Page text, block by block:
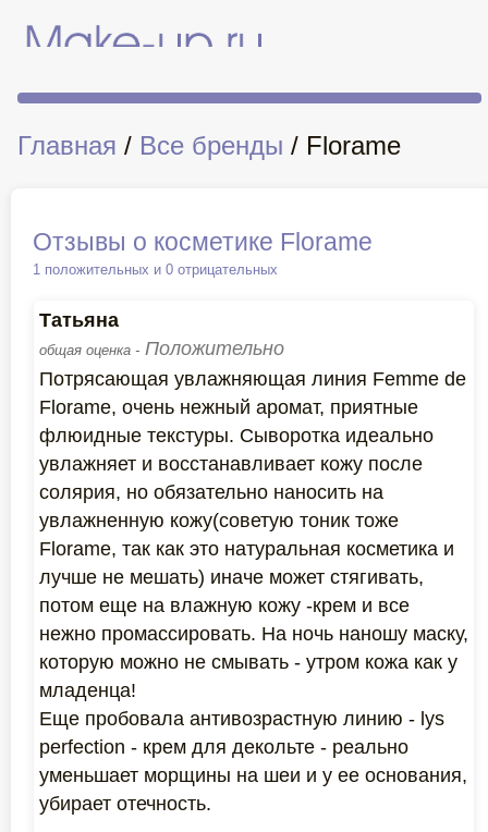
Главная / Все бренды / Florame
Отзывы о косметике Florame
1 положительных и 0 отрицательных
Татьяна
общая оценка - Положительно
Потрясающая увлажняющая линия Femme de
Florame, очень нежный аромат, приятные
флюидные текстуры. Сыворотка идеально
увлажняет и восстанавливает кожу после
солярия, но обязательно наносить на
увлажненную кожу(советую тоник тоже
Florame, так как это натуральная косметика и
лучше не мешать) иначе может стягивать,
потом еще на влажную кожу -крем и все
нежно промассировать. На ночь наношу маску,
которую можно не смывать - утром кожа как у
младенца!
Еще пробовала антивозрастную линию - lys
perfection - крем для декольте - реально
уменьшает морщины на шеи и у ее основания,
убирает отечность.